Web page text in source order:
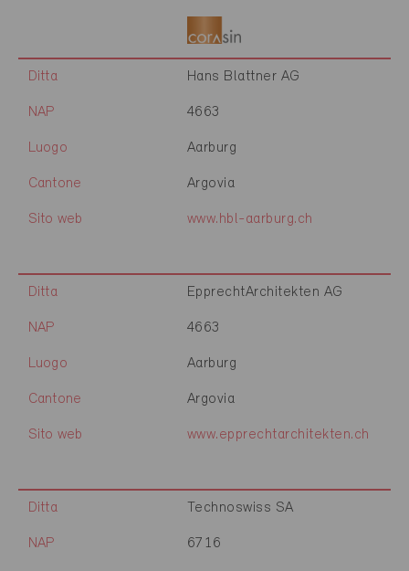
Ditta Hans Blattner AG
NAP 4663
Luogo Aarburg
Cantone Argovia
Sito web www.hbl-aarburg.ch
Ditta EpprechtArchitekten AG
NAP 4663
Luogo Aarburg
Cantone Argovia
Sito web www.epprechtarchitekten.ch
Ditta Technoswiss SA
NAP 6716